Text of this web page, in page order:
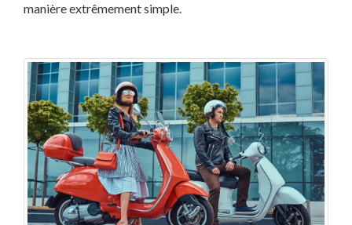
manière extrêmement simple.